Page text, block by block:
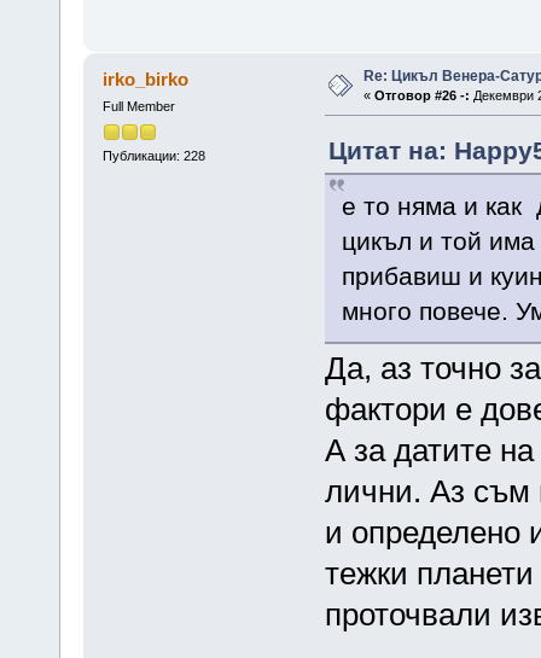
irko_birko
Full Member
Публикации: 228
Re: Цикъл Венера-
« Отговор #26 -: Декември
Цитат на:
е то няма и как
цикъл и той има
прибавиш и
много повече.
Да, аз точно
фактори е
А за датите
лични. Аз съм
и определено
тежки
проточвали